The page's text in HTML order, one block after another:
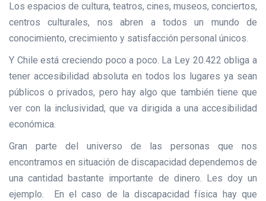
Los espacios de cultura, teatros, cines, museos, conciertos,
centros culturales, nos abren a todos un mundo de
conocimiento, crecimiento y satisfacción personal únicos.
Y Chile está creciendo poco a poco. La Ley 20.422 obliga a
tener accesibilidad absoluta en todos los lugares ya sean
públicos o privados, pero hay algo que también tiene que
ver con la inclusividad, que va dirigida a una accesibilidad
económica.
Gran parte del universo de las personas que nos
encontramos en situación de discapacidad dependemos de
una cantidad bastante importante de dinero. Les doy un
ejemplo. En el caso de la discapacidad física hay que